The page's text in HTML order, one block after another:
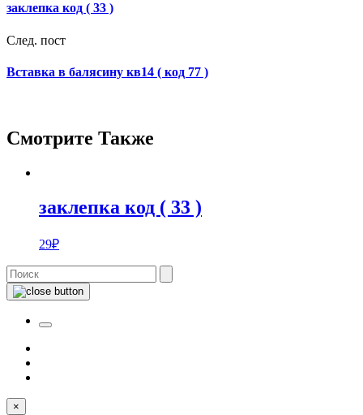
заклепка код ( 33 )
След. пост
Вставка в балясину кв14 ( код 77 )
Смотрите Также
заклепка код ( 33 )
29₽
×